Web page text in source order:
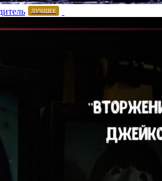
ЛУЧШЕЕ